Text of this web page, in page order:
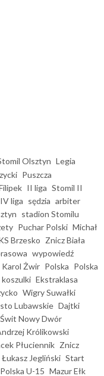
Olsztyn Legia
Puszcza
II liga Stomil II
IV liga sędzia arbiter
stadion Stomilu
Puchar Polski Michał
Brzesko Znicz Biała
wypowiedź
Karol Żwir Polska Polska
koszulki Ekstraklasa
Wigry Suwałki
Lubawskie Dajtki
Świt Nowy Dwór
Królikowski
Płuciennik Znicz
Łukasz Jegliński Start
Polska U-15 Mazur Ełk